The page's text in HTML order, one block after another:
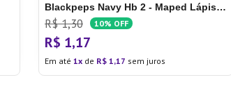
Blackpeps Navy Hb 2 - Maped Lápis
Grafite com Borracha Blackpeps Navy
HB 2 - Maped
R$ 1,30 10% OFF
R$ 1,17
Em até 1 de R$ 1,17 sem juros